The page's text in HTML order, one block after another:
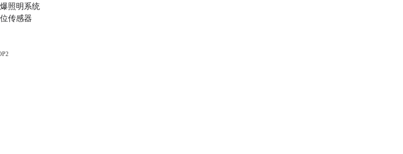
照明系统
传感器